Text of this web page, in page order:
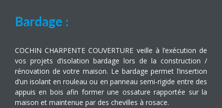
Bardage :
COCHIN CHARPENTE COUVERTURE veille à l’exécution de
vos projets d’isolation bardage lors de la construction /
rénovation de votre maison. Le bardage permet l’insertion
d’un isolant en rouleau ou en panneau semi-rigide entre des
appuis en bois afin former une ossature rapportée sur la
maison et maintenue par des chevilles à rosace.